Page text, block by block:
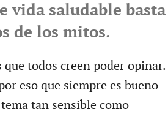
vida saludable basta
de los mitos.
todos creen poder opinar.
eso que siempre es bueno
tan sensible como